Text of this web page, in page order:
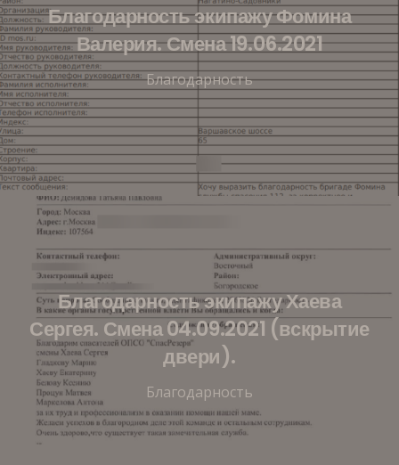
Благодарность экипажу Фомина
Валерия. Смена 19.06.2021
Благодарность
Благодарность экипажу Хаева
Сергея. Смена 04.09.2021 (вскрытие
двери).
Благодарность